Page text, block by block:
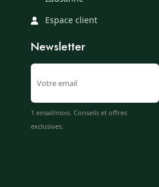
Espace client
Newsletter
1 email/mois. Conseils et offres
exclusives.